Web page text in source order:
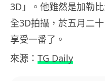
3D」。他雖然是加勒
全3D拍攝，於五月二
享受一番了。
來源： TG Daily